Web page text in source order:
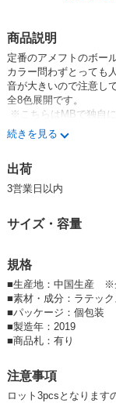
商品説明
定番のアメフトのボー
カラー問わずとっても
音が大きいので注意し
全8色展開です。
※こちらはMBで独自
犬用おもちゃ 犬おも
犬 DOG dog ドッグ
フレンチ フレンチ
プードル ダックス ミ
ア ポメ ポメラニア
ル ミニピン ミニチ
柴 レトリバー ゴール
リバー ラブラドール
【Mandarine Bros】
MANDARINE
続きを見る
出荷
3営業日以内
サイズ・容量
規格
■生産地：中国生産 ※
■素材・成分：ラテッ
■パッケージ：個包装
■製造年：2019
■商品札：有り
注意事項
ロット3pcsとなります